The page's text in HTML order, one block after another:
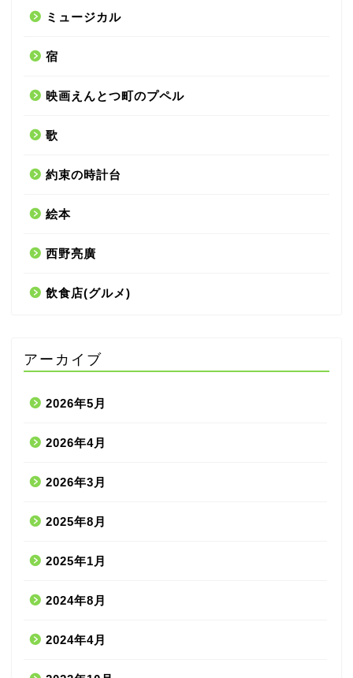
ミュージカル
宿
映画えんとつ町のプペル
歌
約束の時計台
絵本
西野亮廣
飲食店(グルメ)
アーカイブ
2026年5月
2026年4月
2026年3月
2025年8月
2025年1月
2024年8月
2024年4月